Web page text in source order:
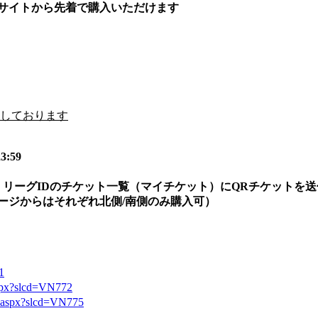
イトから先着で購入いただけます
ております
ーグIDのチケット一覧（マイチケット）にQRチケットを
からはそれぞれ北側/南側のみ購入可）